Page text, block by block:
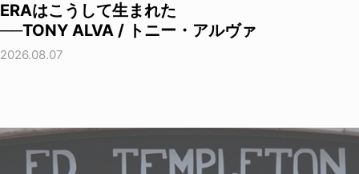
ERAはこうして生まれた
──TONY ALVA / トニー・アルヴァ
2026.08.07